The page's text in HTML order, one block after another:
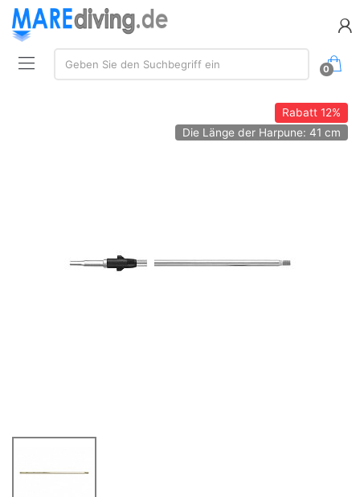
Suche:
Geben Sie den Suchbegriff ein
0
Rabatt12%
Die Länge der Harpune: 41 cm